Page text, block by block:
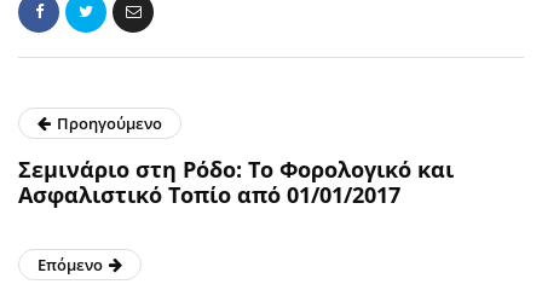
Προηγούμενο
Σεμινάριο στη Ρόδο: Το Φορολογικό και
Ασφαλιστικό Τοπίο από 01/01/2017
Επόμενο